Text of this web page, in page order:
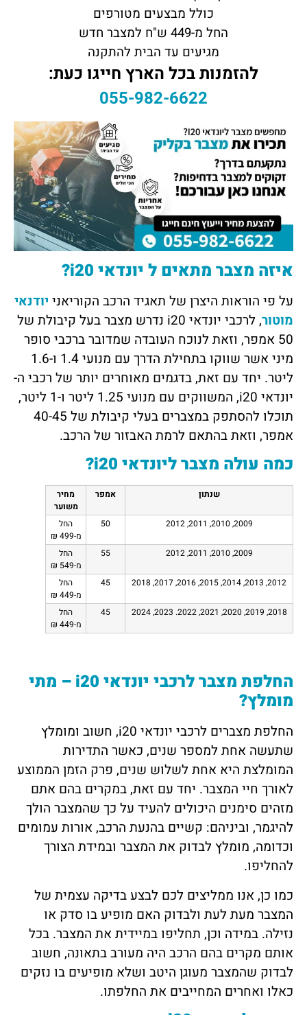
כולל מבצעים מטורפים
החל מ-449 ש"ח למצבר חדש
מגיעים עד הבית להתקנה
להזמנות בכל הארץ חייגו כעת:
055-982-6622
איזה מצבר מתאים ל יונדאי i20
?
על פי הוראות היצרן של תאגיד הרכב הקוריאני יודנאי
מוטור, לרכבי יונדאי i20 נדרש מצבר בעל קיבולת של
50 אמפר, וזאת לנוכח העובדה שמדובר ברכבי סופר
מיני אשר שווקו בתחילת הדרך עם מנועי 1.4 ו-1.6
ליטר. יחד עם זאת, בדגמים מאוחרים יותר של רכבי ה-
יונדאי i20
, המשווקים עם מנועי 1.25 ליטר ו-1 ליטר,
תוכלו להסתפק במצברים בעלי קיבולת של 40-45
אמפר, וזאת בהתאם לרמת האבזור של הרכב.
כמה עולה מצבר ליונדאי i20
?
שנתון אמפר
מחיר
משוער
2009, 2010, 2011, 2012
50
החל
מ-499 ₪
2009, 2010, 2011, 2012
55
החל
מ-549 ₪
2012, 2013, 2014, 2015, 2016, 2017, 2018
45
החל
מ-449 ₪
2018, 2019, 2020, 2021, 2022. 2023, 2024
45
החל
מ-449 ₪
החלפת מצבר לרכבי יונדאי i20 – מתי
מומלץ?
החלפת מצברים לרכבי יונדאי i20, חשוב ומומלץ
שתעשה אחת למספר שנים, כאשר התדירות
המומלצת היא אחת לשלוש שנים, פרק הזמן הממוצע
לאורך חיי המצבר. יחד עם זאת, במקרים בהם אתם
מזהים סימנים היכולים להעיד על כך שהמצבר הולך
להיגמר, וביניהם: קשיים בהנעת הרכב, אורות עמומים
וכדומה, מומלץ לבדוק את המצבר ובמידת הצורך
להחליפו.
כמו כן, אנו ממליצים לכם לבצע בדיקה עצמית של
המצבר מעת לעת ולבדוק האם מופיע בו סדק או
נזילה. במידה וכן, תחליפו במיידית את המצבר. בכל
אותם מקרים בהם הרכב היה מעורב בתאונה, חשוב
לבדוק שהמצבר מעוגן היטב ושלא מופיעים בו נזקים
כאלו ואחרים המחייבים את החלפתו.